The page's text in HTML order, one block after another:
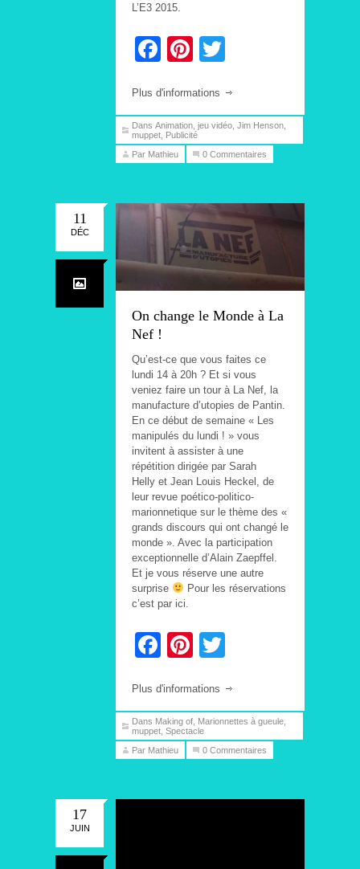
L’E3 2015.
Facebook
Pinterest
Plus d'informations
Dans Animation jeu vidéo Jim Henson
muppet Publicité
Par Mathieu
0 Commentaires
11
DÉC
On change le Monde à La
Nef !
Qu’est-ce que vous faites ce
lundi 14 à 20h ? Et si vous
veniez faire un tour à La Nef, la
manufacture d’utopies de Pantin.
En ce début de semaine « Les
manipulés du lundi ! » vous
invitent à assister à une
répétition dirigée par Sarah
Helly et Jean Louis Heckel, de
leur revue poético-politico-
marionnetique sur le thème des «
grands discours qui ont changé le
monde ». Avec la participation
exceptionnelle d’Alain Zaepffel.
Et je vous réserve une autre
surprise
Pour les réservations
c’est par ici.
Facebook
Pinterest
Plus d'informations
Dans Making of Marionnettes à gueule
muppet Spectacle
Par Mathieu
0 Commentaires
17
JUIN